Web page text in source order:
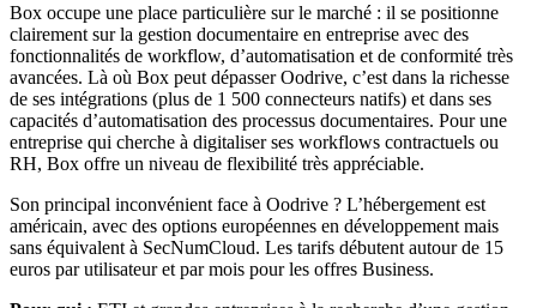
Box occupe une place particulière sur le marché : il se positionne
clairement sur la gestion documentaire en entreprise avec des
fonctionnalités de workflow, d’automatisation et de conformité très
avancées. Là où Box peut dépasser Oodrive, c’est dans la richesse
de ses intégrations (plus de 1 500 connecteurs natifs) et dans ses
capacités d’automatisation des processus documentaires. Pour une
entreprise qui cherche à digitaliser ses workflows contractuels ou
RH, Box offre un niveau de flexibilité très appréciable.
Son principal inconvénient face à Oodrive ? L’hébergement est
américain, avec des options européennes en développement mais
sans équivalent à SecNumCloud. Les tarifs débutent autour de 15
euros par utilisateur et par mois pour les offres Business.